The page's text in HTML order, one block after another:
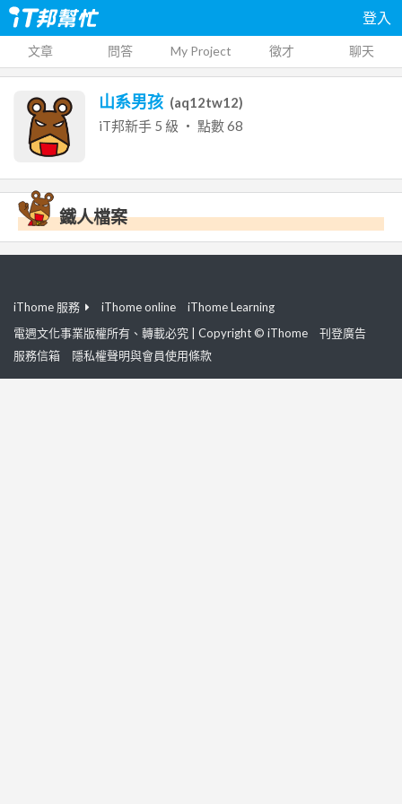
登入
文章 問答 My Project 徵才 聊天
山系男孩 (aq12tw12)
iT邦新手 5 級 ‧ 點數68
鐵人檔案
iThome 服務 iThome online
iThome Learning
電週文化事業版權所有、轉載必究 | Copyright © iThome
刊登廣告
服務信箱
隱私權聲明與會員使用條款